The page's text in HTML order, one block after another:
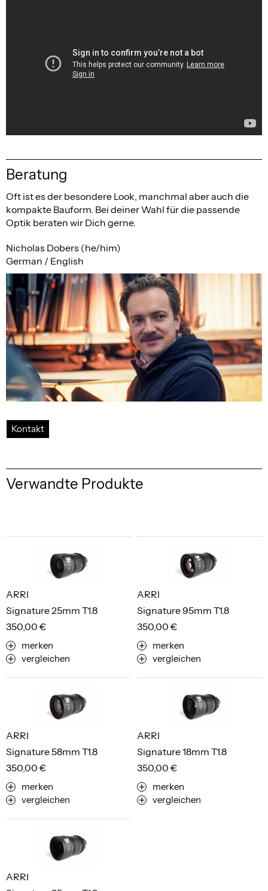
Beratung
Oft ist es der besondere Look, manchmal aber auch die
kompakte Bauform. Bei deiner Wahl für die passende
Optik beraten wir Dich gerne.
Nicholas Dobers (he/him)
German / English
Kontakt
Verwandte Produkte
Signature 25mm T1.8
ARRI
350,00 €
merken
vergleichen
Signature 95mm T1.8
ARRI
350,00 €
merken
vergleichen
Signature 58mm T1.8
ARRI
350,00 €
merken
vergleichen
Signature 18mm T1.8
ARRI
350,00 €
merken
vergleichen
ARRI